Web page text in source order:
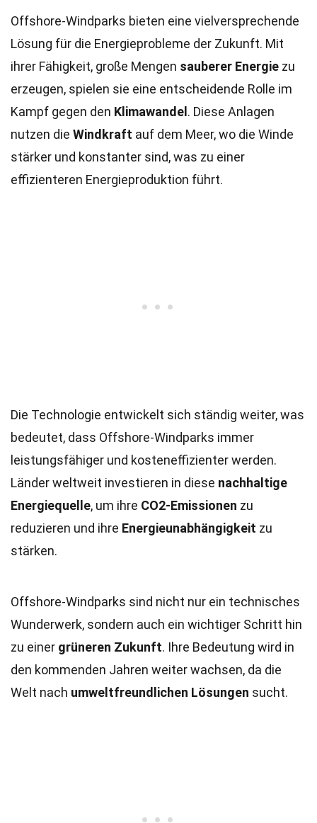
Offshore-Windparks bieten eine vielversprechende
Lösung für die Energieprobleme der Zukunft. Mit
ihrer Fähigkeit, große Mengen sauberer Energie zu
erzeugen, spielen sie eine entscheidende Rolle im
Kampf gegen den Klimawandel . Diese Anlagen
nutzen die Windkraft auf dem Meer, wo die Winde
stärker und konstanter sind, was zu einer
effizienteren Energieproduktion führt.
Die Technologie entwickelt sich ständig weiter, was
bedeutet, dass Offshore-Windparks immer
leistungsfähiger und kosteneffizienter werden.
Länder weltweit investieren in diese nachhaltige
Energiequelle, um ihre CO2-Emissionen zu
reduzieren und ihre Energieunabhängigkeit zu
stärken.
Offshore-Windparks sind nicht nur ein technisches
Wunderwerk, sondern auch ein wichtiger Schritt hin
zu einer grüneren Zukunft. Ihre Bedeutung wird in
den kommenden Jahren weiter wachsen, da die
Welt nach umweltfreundlichen Lösungen sucht.